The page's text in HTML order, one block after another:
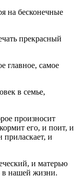
на бесконечные
прекрасный
главное, самое
в семье,
произносит
его, и поит, и
и
и матерью
в нашей жизни.